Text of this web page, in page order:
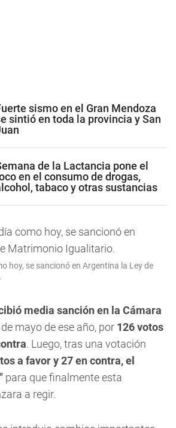
sismo en el Gran Mendoza
sintió en toda la provincia y San
de la Lactancia pone el
en el consumo de drogas,
tabaco y otras sustancias
hoy, se sancionó en Argentina la Ley de
media sanción en la Cámara
mayo de ese año, por 126 votos
. Luego, tras una votación
a favor y 27 en contra, el
para que finalmente esta
a regir.